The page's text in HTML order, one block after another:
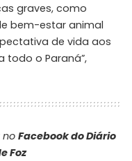
graves, como
bem-estar animal
de vida aos
todo o Paraná”,
no Facebook do Diário
Foz